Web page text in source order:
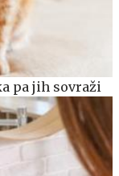
pa jih sovraži